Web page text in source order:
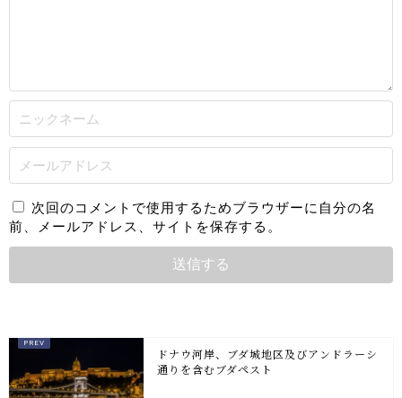
次回のコメントで使用するためブラウザーに自分の名
前、メールアドレス、サイトを保存する。
ドナウ河岸、ブダ城地区及びアンドラーシ
通りを含むブダペスト